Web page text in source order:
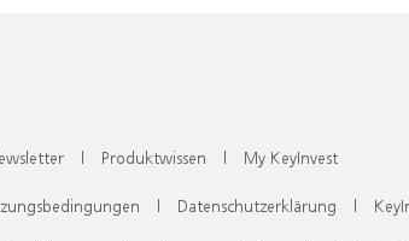
| Produktwissen | My KeyInvest
| Datenschutzerklärung |